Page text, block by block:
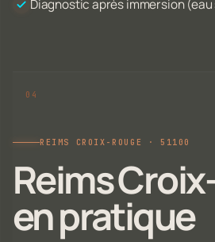
Diagnostic après immersion
REIMS CROIX-ROUGE · 51100
Reims
en pratique